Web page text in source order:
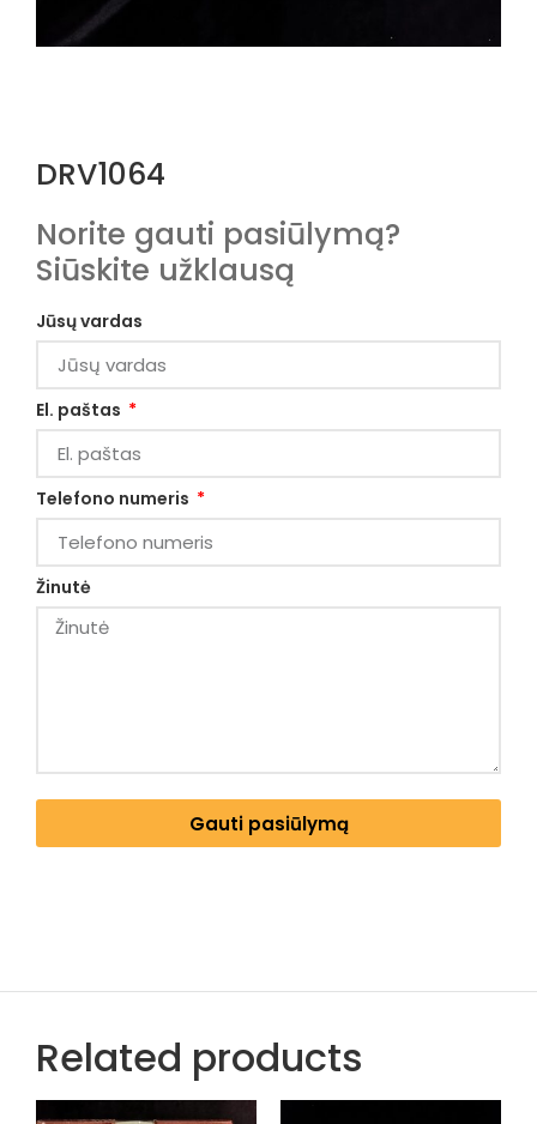
DRV1064
Norite gauti pasiūlymą?
Siūskite užklausą
Jūsų vardas
El. paštas
Telefono numeris
Žinutė
Gauti pasiūlymą
Related products